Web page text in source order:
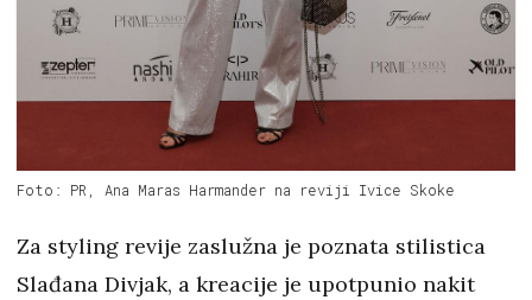
Foto: PR, Ana Maras Harmander na reviji Ivice Skoke
Za styling revije zaslužna je poznata stilistica
Slađana Divjak, a kreacije je upotpunio nakit